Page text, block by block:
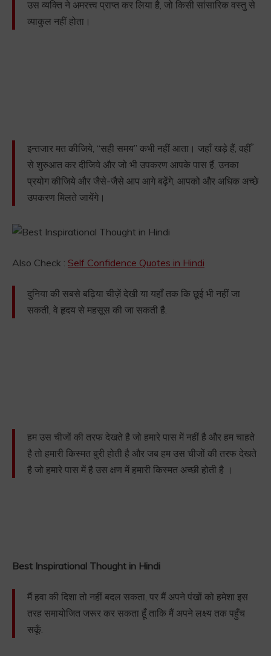
उस व्यक्ति ने अमरत्त्व प्राप्त कर लिया है, जो किसी सांसारिक वस्तु से
व्याकुल नहीं होता।
इन्तजार मत कीजिये, “सही समय” कभी नहीं आता। जहाँ खड़े हैं, वहीँ
से शुरुआत कर दीजिये और जो भी उपकरण आपके पास हैं, उनका
प्रयोग कीजिये और जैसे-जैसे आप आगे बढ़ेंगे, आपको और अधिक अच्छे
उपकरण मिलते जायेंगे।
Also Check : Self Confidence Quotes in Hindi
दुनिया की सबसे बढ़िया चीज़ें देखी या यहाँ तक कि छूई भी नहीं जा
सकती, वे हृदय से महसूस की जा सकती है.
हम उस चीजों की तरफ देखते है जो हमारे पास में नहीं है और हम चाहते
है तो हमारी किस्मत बुरी होती है और जब हम उस चीजों की तरफ देखते
है जो हमारे पास में है उस क्षण में हमारी किस्मत अच्छी होती है ।
Best Inspirational Thought in Hindi
मैं हवा की दिशा तो नहीं बदल सकता, पर मैं अपने पंखों को हमेशा इस
तरह समायोजित जरूर कर सकता हूँ ताकि मैं अपने लक्ष्य तक पहुँच
सकूँ.